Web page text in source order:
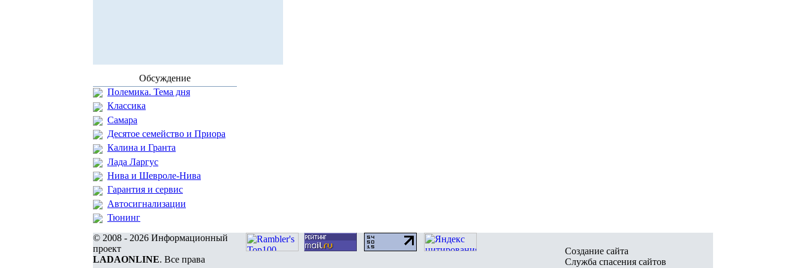
Обсуждение
Полемика. Тема дня
Классика
Самара
Десятое семейство и Приора
Калина и Гранта
Лада Ларгус
Нива и Шевроле-Нива
Гарантия и сервис
Автосигнализации
Тюнинг
© 2008 - 2026 Информационный
проект
LADAONLINE. Все права
Создание сайта
Служба спасения сайтов